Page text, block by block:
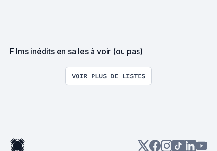
Films inédits en salles à voir (ou pas)
VOIR PLUS DE LISTES